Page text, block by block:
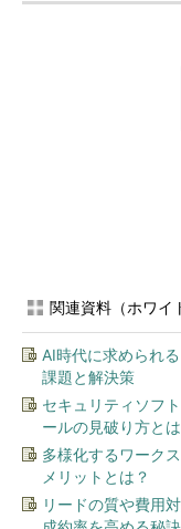
関連資料（ホワイ
AI時代に求められ
課題と解決策
セキュリティソフ
ールの見破り方と
多様化するワーク
メリットとは？
リードの質や費用